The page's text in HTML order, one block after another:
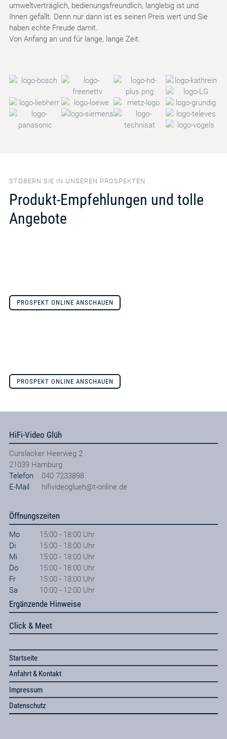
umweltverträglich, bedienungsfreundlich, langlebig ist und
Ihnen gefällt. Denn nur dann ist es seinen Preis wert und Sie
haben echte Freude damit.
Von Anfang an und für lange, lange Zeit.
STÖBERN SIE IN UNSEREN PROSPEKTEN
Produkt-Empfehlungen und tolle
Angebote
PROSPEKT ONLINE ANSCHAUEN
PROSPEKT ONLINE ANSCHAUEN
HiFi-Video Glüh
Curslacker Heerweg 2
21039 Hamburg
Telefon
040 7233898
E-Mail
hifivideoglueh@t-online.de
Öffnungszeiten
Mo
15:00 - 18:00 Uhr
Di
15:00 - 18:00 Uhr
Mi
15:00 - 18:00 Uhr
Do
15:00 - 18:00 Uhr
Fr
15:00 - 18:00 Uhr
Sa
10:00 - 12:00 Uhr
Ergänzende Hinweise
Click & Meet
Startseite
Anfahrt & Kontakt
Impressum
Datenschutz